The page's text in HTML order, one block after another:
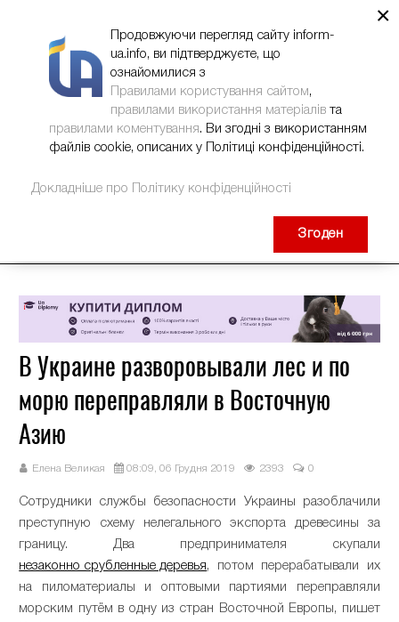
В Украине разворовывали лес и по
морю переправляли в Восточную
Азию
Елена Великая 08:09, 06 Грудня 2019 2393 0
Сотрудники службы безопасности Украины разоблачили
преступную схему нелегального экспорта древесины за
границу. Два предпринимателя скупали
незаконно срубленные деревья, потом перерабатывали их
на пиломатериалы и оптовыми партиями переправляли
морским путём в одну из стран Восточной Европы, пишет
×
Продовжуючи перегляд сайту inform-
ua.info, ви підтверджуєте, що
ознайомилися з
Правилами користування сайтом,
правилами використання матеріалів та
правилами коментування. Ви згодні з використанням
файлів cookie, описаних у Політиці конфіденційності.
Докладніше про Політику конфіденційності
Згоден